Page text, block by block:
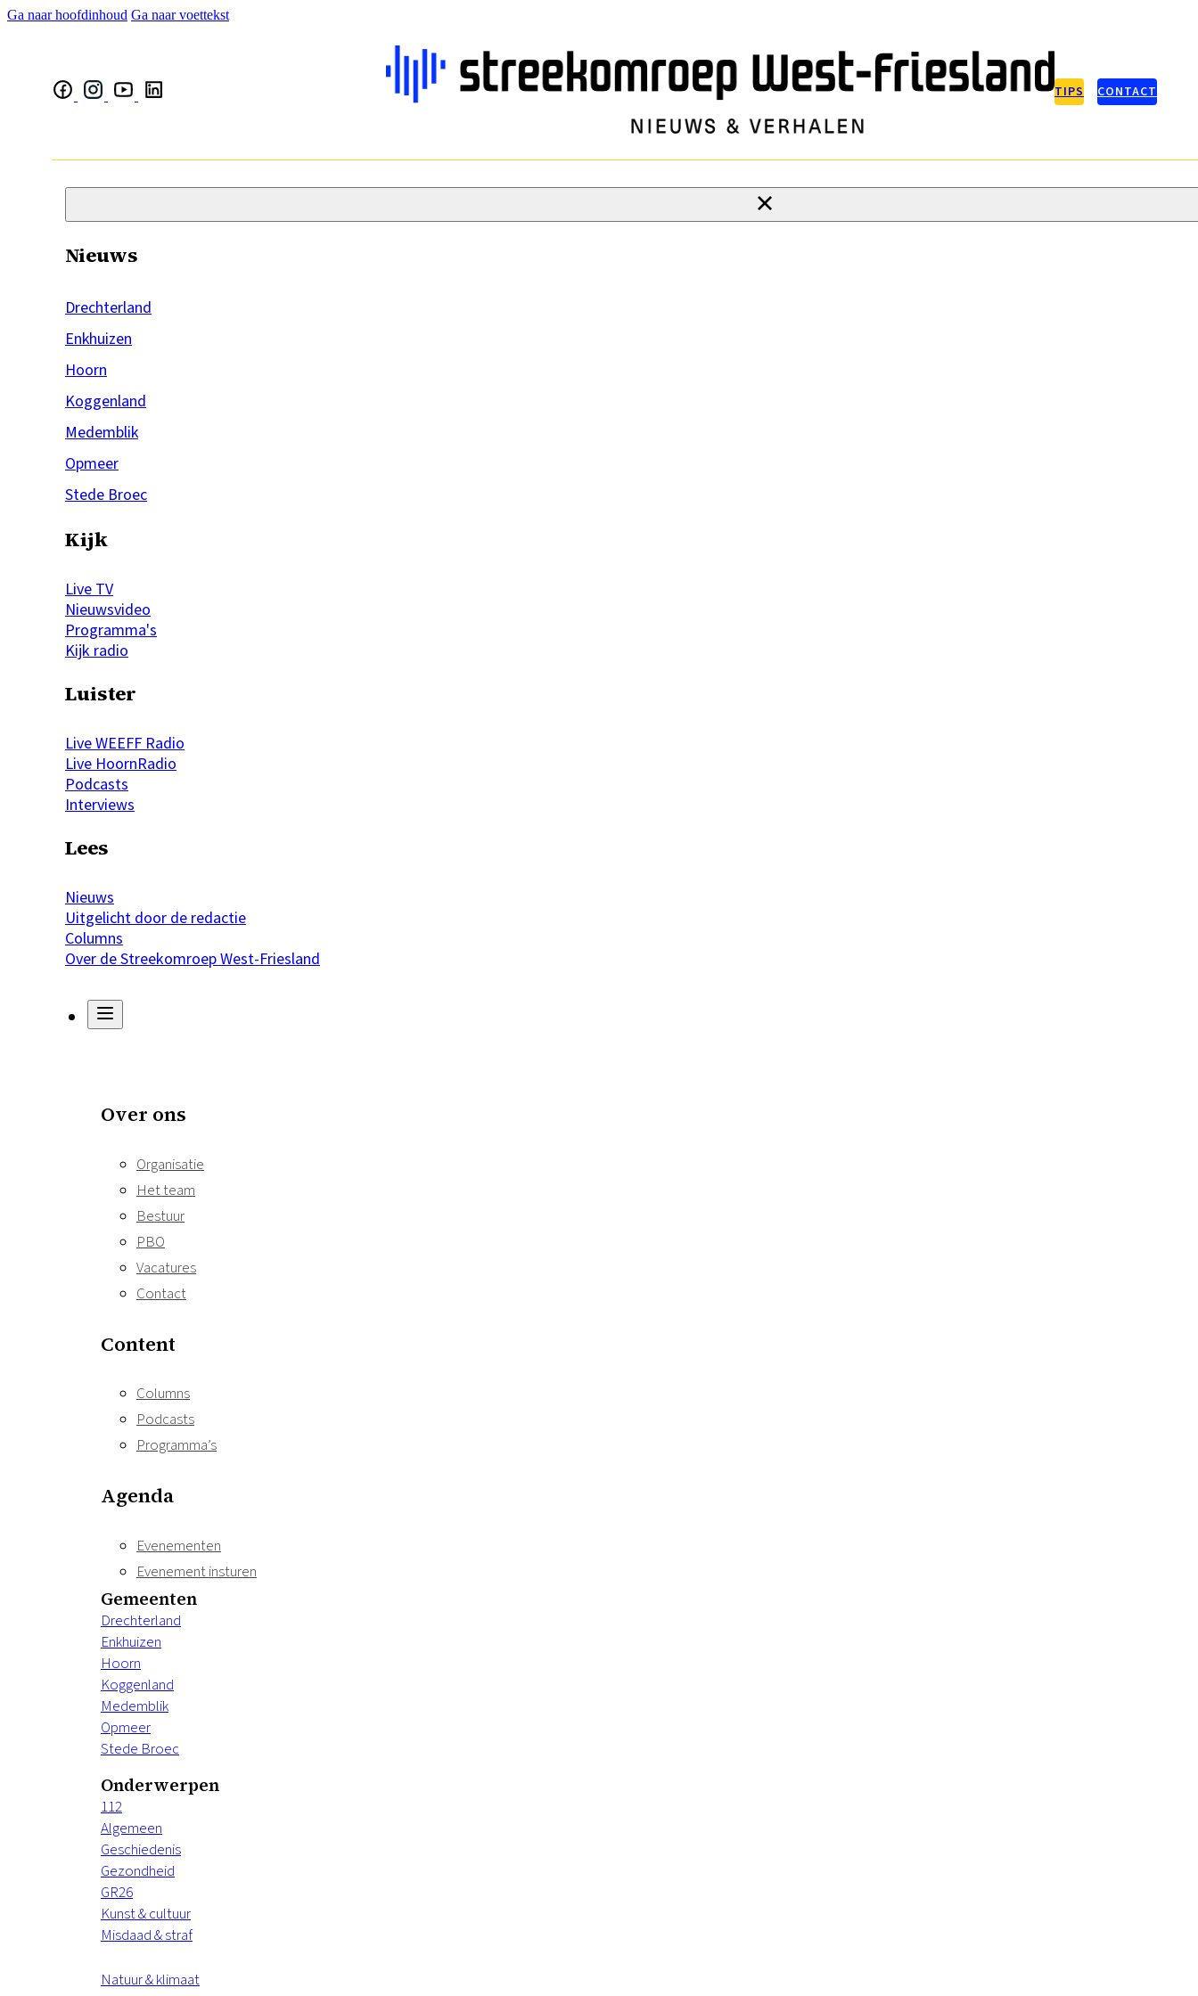
Ga naar hoofdinhoud Ga naar voettekst
TIPS CONTACT
Nieuws
Drechterland
Enkhuizen
Hoorn
Koggenland
Medemblik
Opmeer
Stede Broec
Kijk
Live TV
Nieuwsvideo
Programma's
Kijk radio
Luister
Live WEEFF Radio
Live HoornRadio
Podcasts
Interviews
Lees
Nieuws
Uitgelicht door de redactie
Columns
Over de Streekomroep West-Friesland
Over ons
Organisatie
Het team
Bestuur
PBO
Vacatures
Contact
Content
Columns
Podcasts
Programma’s
Agenda
Evenementen
Evenement insturen
Gemeenten
Drechterland
Enkhuizen
Hoorn
Koggenland
Medemblik
Opmeer
Stede Broec
Onderwerpen
112
Algemeen
Geschiedenis
Gezondheid
GR26
Kunst & cultuur
Misdaad & straf
Natuur & klimaat